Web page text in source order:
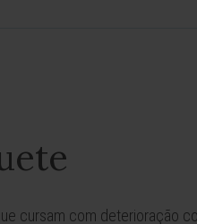
cursam com deterioração